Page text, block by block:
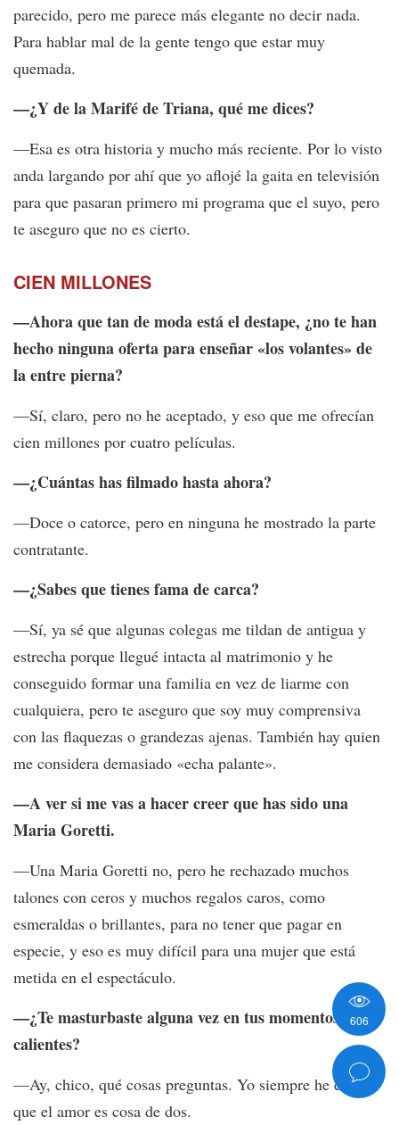
parecido, pero me parece más elegante no decir nada.
Para hablar mal de la gente tengo que estar muy
quemada.
—¿Y de la Marifé de Triana, qué me dices?
—Esa es otra historia y mucho más reciente. Por lo visto
anda largando por ahí que yo aflojé la gaita en televisión
para que pasaran primero mi programa que el suyo, pero
te aseguro que no es cierto.
CIEN MILLONES
—Ahora que tan de moda está el destape, ¿no te han
hecho ninguna oferta para enseñar «los volantes» de
la entre pierna?
—Sí, claro, pero no he aceptado, y eso que me ofrecían
cien millones por cuatro películas.
—¿Cuántas has filmado hasta ahora?
—Doce o catorce, pero en ninguna he mostrado la parte
contratante.
—¿Sabes que tienes fama de carca?
—Sí, ya sé que algunas colegas me tildan de antigua y
estrecha porque llegué intacta al matrimonio y he
conseguido formar una familia en vez de liarme con
cualquiera, pero te aseguro que soy muy comprensiva
con las flaquezas o grandezas ajenas. También hay quien
me considera demasiado «echa palante».
—A ver si me vas a hacer creer que has sido una
Maria Goretti.
—Una Maria Goretti no, pero he rechazado muchos
talones con ceros y muchos regalos caros, como
esmeraldas o brillantes, para no tener que pagar en
especie, y eso es muy difícil para una mujer que está
metida en el espectáculo.
—¿Te masturbaste alguna vez en tus momentos
calientes?
—Ay, chico, qué cosas preguntas. Yo siempre he creído
que el amor es cosa de dos.
606